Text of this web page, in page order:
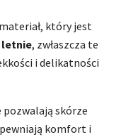
który jest
letnie, zwłaszcza te
i delikatności
skórze
komfort i